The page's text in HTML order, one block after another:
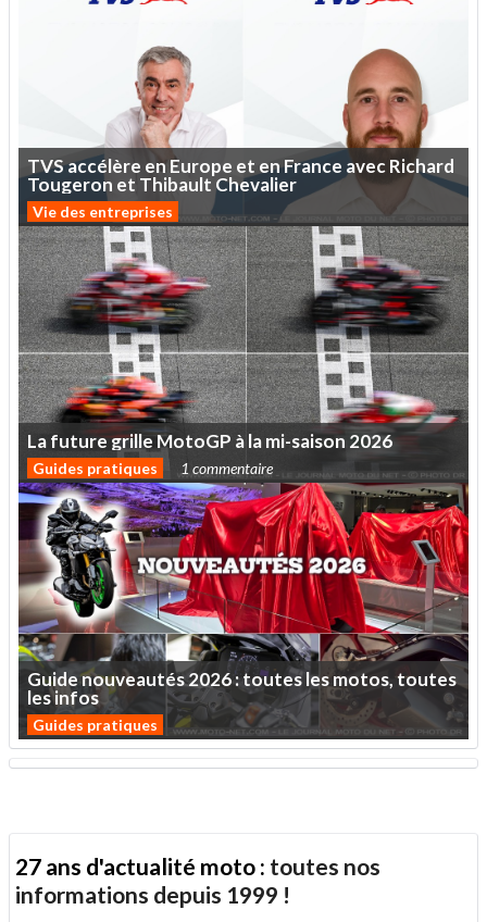
TVSaccélère enEurope et enFrance avecRichard
Tougeron et Thibault Chevalier
Vie des entreprises
Lafuturegrille MotoGP àlami-saison 2026
Guides pratiques 1 commentaire
Guidenouveautés2026:touteslesmotos,toutes
lesinfos
Guides pratiques
27 ans d'actualité moto : toutes nos
informations depuis 1999 !